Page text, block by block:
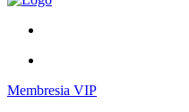
Membresia VIP